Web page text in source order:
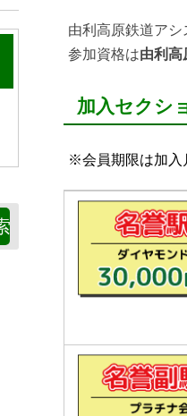
由利高原鉄道ア
参加資格は由利高
加入セクシ
※会員期限は加入